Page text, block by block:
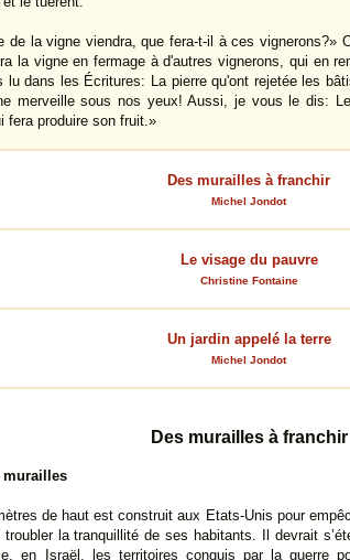
de la vigne viendra, que fera-t-il à ces vignerons?»
la vigne en fermage à d'autres vignerons, qui en
lu dans les Écritures: La pierre qu'ont rejetée les
merveille sous nos yeux! Aussi, je vous le dis:
fera produire son fruit.»
Des murailles à franchir
Michel Jondot
Le visage du pauvre
Christine Fontaine
Un jardin appelé la terre
Michel Jondot
Des murailles à franchir
murailles
de haut est construit aux Etats-Unis pour
la tranquillité de ses habitants. Il devrait
en Israël, les territoires conquis par la guerre